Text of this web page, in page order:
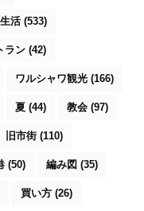
活(533)
ラン (42)
ワルシャワ観光 (166)
夏 (44) 教会 (97)
旧市街 (110)
(50) 編み図 (35)
買い方 (26)